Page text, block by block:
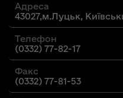
Адреса
43027,м.Луцьк,
Телефон
(0332) 77-82-17
Факс
(0332) 77-81-53